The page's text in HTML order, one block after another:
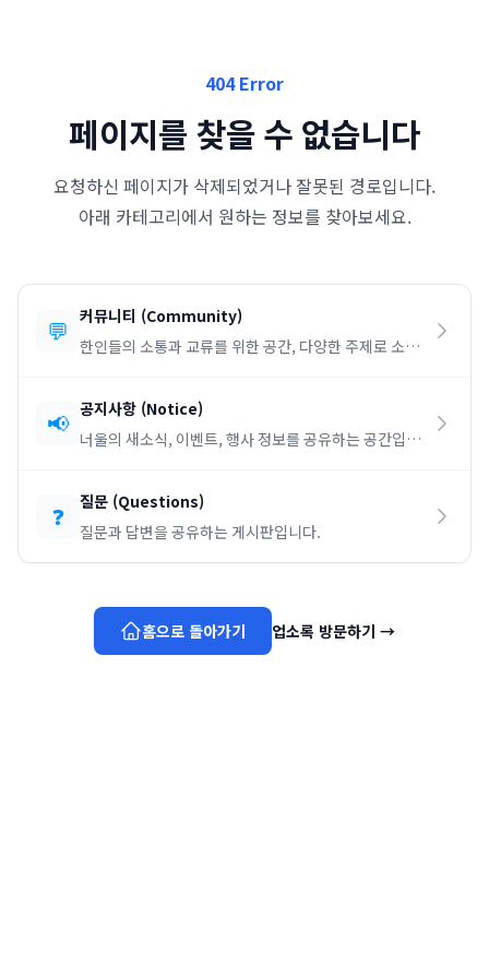
404 Error
페이지를 찾을 수 없습니다
요청하신 페이지가 삭제되었거나 잘못된 경로입니다.
아래 카테고리에서 원하는 정보를 찾아보세요.
💬 커뮤니티 (Community)
한인들의 소통과 교류를 위한 공간, 다양한 주제로 소통
📢 공지사항 (Notice)
너울의 새소식, 이벤트, 행사 정보를 공유하는 공간입니
❓ 질문 (Questions)
질문과 답변을 공유하는 게시판입니다.
홈으로 돌아가기 업소록 방문하기 →